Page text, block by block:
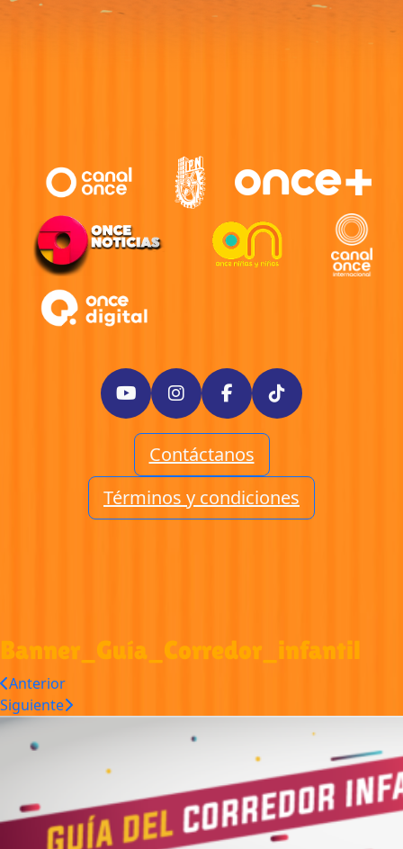
Contáctanos
Términos y condiciones
Banner_Guía_Corredor_infantil
Anterior
Siguiente